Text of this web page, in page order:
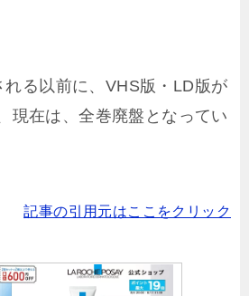
る以前に、VHS版・LD版が
現在は、全巻廃盤となってい
記事の引用元はここをクリック